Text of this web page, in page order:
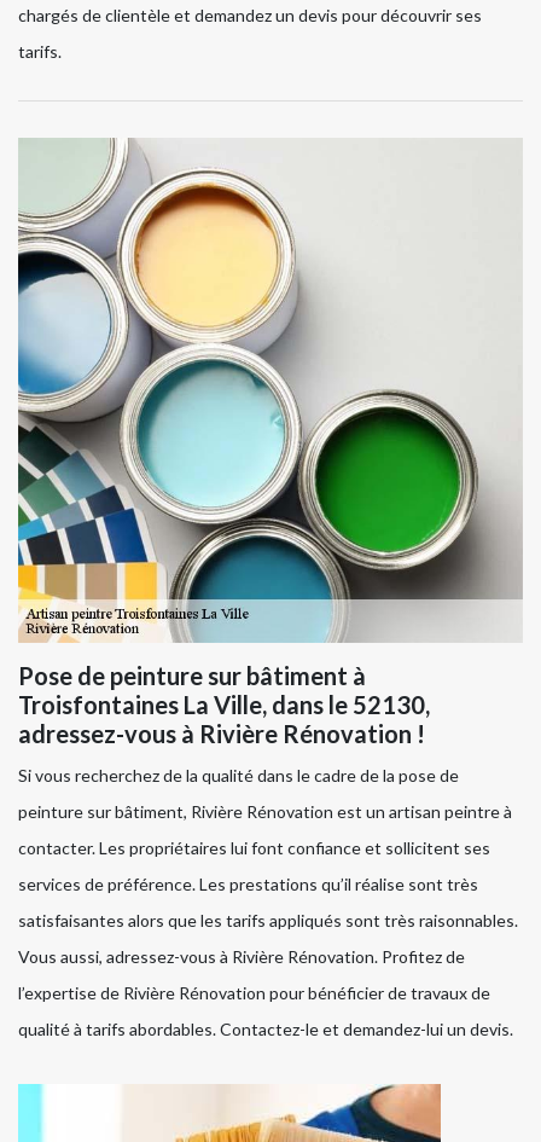
chargés de clientèle et demandez un devis pour découvrir ses
tarifs.
Pose de peinture sur bâtiment à
Troisfontaines La Ville, dans le 52130,
adressez-vous à Rivière Rénovation !
Si vous recherchez de la qualité dans le cadre de la pose de
peinture sur bâtiment, Rivière Rénovation est un artisan peintre à
contacter. Les propriétaires lui font confiance et sollicitent ses
services de préférence. Les prestations qu’il réalise sont très
satisfaisantes alors que les tarifs appliqués sont très raisonnables.
Vous aussi, adressez-vous à Rivière Rénovation. Profitez de
l’expertise de Rivière Rénovation pour bénéficier de travaux de
qualité à tarifs abordables. Contactez-le et demandez-lui un devis.